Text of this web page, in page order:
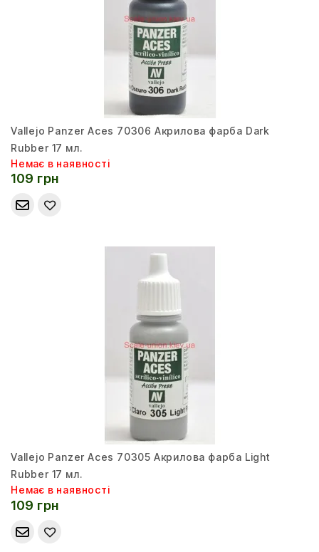
Vallejo Panzer Aces 70306 Акрилова фарба Dark
Rubber 17 мл.
Немає в наявності
109 грн
Vallejo Panzer Aces 70305 Акрилова фарба Light
Rubber 17 мл.
Немає в наявності
109 грн